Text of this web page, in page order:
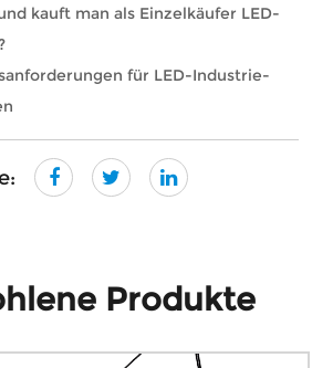
kauft man als Einzelkäufer LED-
für LED-Industrie-
Produkte